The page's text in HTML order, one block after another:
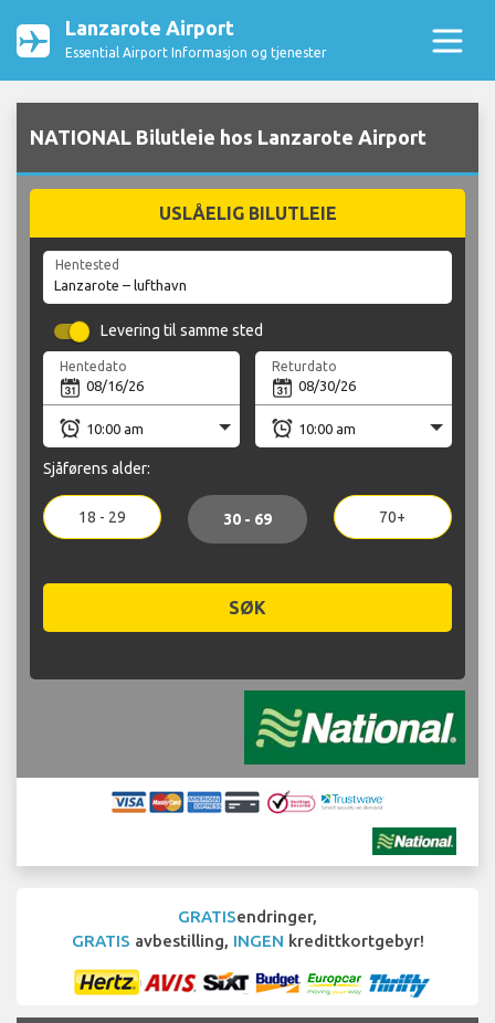
Lanzarote Airport
Essential Airport Informasjon og tjenester
NATIONAL Bilutleie hos Lanzarote Airport
USLÅELIG BILUTLEIE
Hentested
Levering til samme sted
Hentedato Returdato
Sjåførens alder:
18 - 29 30 - 69 70+
SØK
GRATISendringer,
GRATIS avbestilling, INGEN kredittkortgebyr!